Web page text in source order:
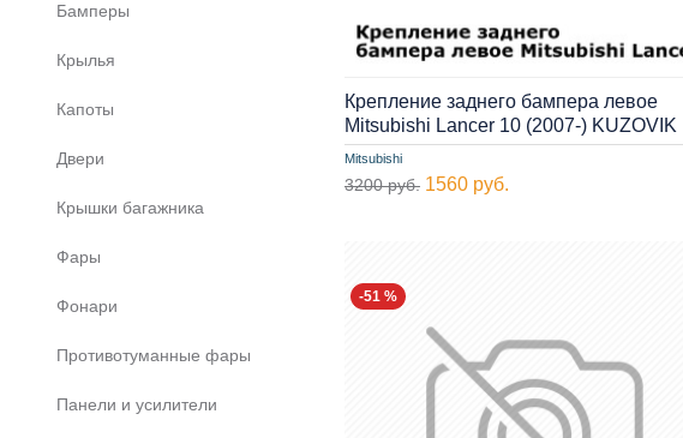
Бамперы
Крылья
Капоты
Двери
Крышки багажника
Фары
Фонари
Противотуманные фары
Панели и усилители
Mitsubishi
Крепление заднего бампера левое
Mitsubishi Lancer 10 (2007-) KUZOVIK
3200 руб. 1560 руб.
-51 %